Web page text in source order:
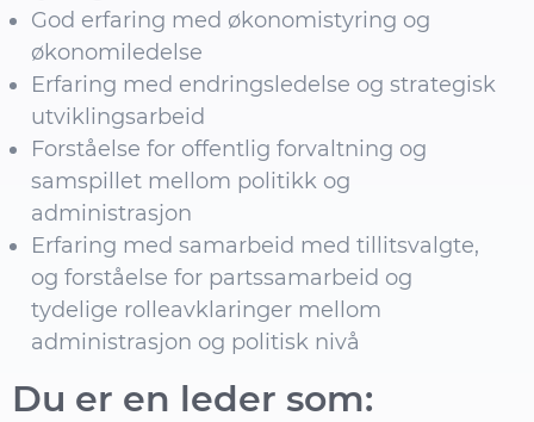
God erfaring med økonomistyring og
økonomiledelse
Erfaring med endringsledelse og strategisk
utviklingsarbeid
Forståelse for offentlig forvaltning og
samspillet mellom politikk og
administrasjon
Erfaring med samarbeid med tillitsvalgte,
og forståelse for partssamarbeid og
tydelige rolleavklaringer mellom
administrasjon og politisk nivå
Du er en leder som: